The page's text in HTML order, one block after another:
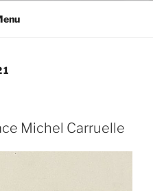
Michel Carruelle